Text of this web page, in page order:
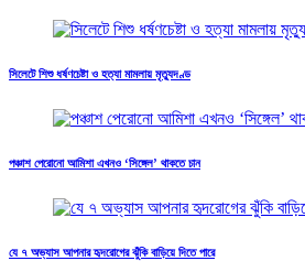
সিলেটে শিশু ধর্ষণচেষ্টা ও হত্যা মামলায় মৃত্যুদণ্ড
পঞ্চাশ পেরোনো আমিশা এখনও ‘সিঙ্গেল’ থাকতে চান
যে ৭ অভ্যাস আপনার হৃদরোগের ঝুঁকি বাড়িয়ে দিতে পারে